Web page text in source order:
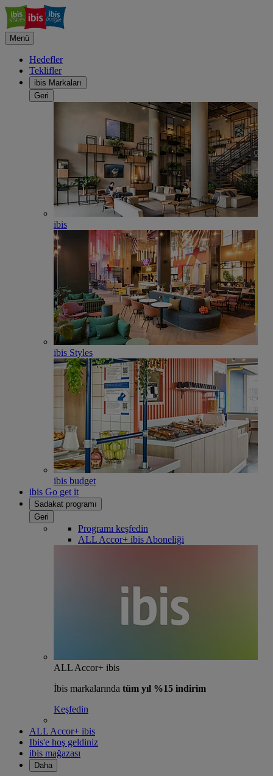
Menü
Hedefler
Teklifler
ibis Markaları
Geri
ibis
ibis Styles
ibis budget
ibis Go get it
Sadakat programı
Geri
Programı keşfedin
ALL Accor+ ibis Aboneliği
ALL Accor+ ibis
İbis markalarında tüm yıl %15 indirim
Keşfedin
ALL Accor+ ibis
Ibis'e hoş geldiniz
ibis mağazası
Daha